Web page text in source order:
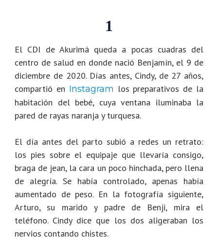
1
El CDI de Akurimáqueda a pocas cuadras del
centro de salud en donde nació Benjamín, el 9 de
diciembre de 2020. Días antes, Cindy, de 27 años,
compartió en Instagram los preparativos de la
habitación del bebé, cuya ventana iluminaba la
pared de rayas naranja y turquesa.
El día antes del parto subió a redes un retrato:
los pies sobre el equipaje que llevaría consigo,
braga de jean, la cara un poco hinchada, pero llena
de alegría. Se había controlado, apenas había
aumentado de peso. En la fotografía siguiente,
Arturo, su marido y padre de Benji, mira el
teléfono. Cindy dice que los dos aligeraban los
nervios contando chistes.